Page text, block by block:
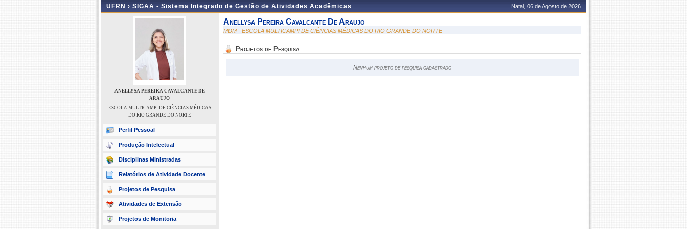
UFRN › SIGAA - Sistema Integrado de Gestão de Atividades Acadêmicas Natal, 06 de Agosto de 2026
ANELLYSA PEREIRA CAVALCANTE DE
ARAUJO
ESCOLA MULTICAMPI DE CIÊNCIAS MÉDICAS
DO RIO GRANDE DO NORTE
Perfil Pessoal
Produção Intelectual
Disciplinas Ministradas
Relatórios de Atividade Docente
Projetos de Pesquisa
Atividades de Extensão
Projetos de Monitoria
Anellysa Pereira Cavalcante De Araujo
MDM - ESCOLA MULTICAMPI DE CIÊNCIAS MÉDICAS DO RIO GRANDE DO NORTE
Projetos de Pesquisa
Nenhum projeto de pesquisa cadastrado